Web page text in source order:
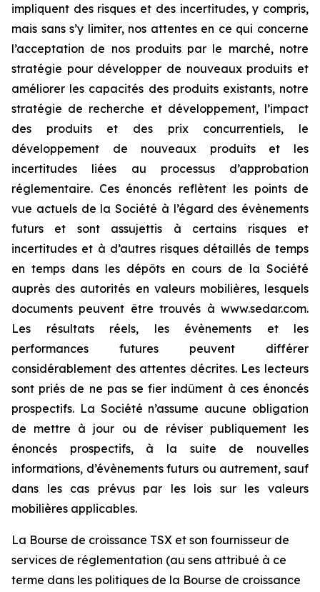
impliquent des risques et des incertitudes, y compris,
mais sans s’y limiter, nos attentes en ce qui concerne
l’acceptation de nos produits par le marché, notre
stratégie pour développer de nouveaux produits et
améliorer les capacités des produits existants, notre
stratégie de recherche et développement, l’impact
des produits et des prix concurrentiels, le
développement de nouveaux produits et les
incertitudes liées au processus d’approbation
réglementaire. Ces énoncés reflètent les points de
vue actuels de la Société à l’égard des évènements
futurs et sont assujettis à certains risques et
incertitudes et à d’autres risques détaillés de temps
en temps dans les dépôts en cours de la Société
auprès des autorités en valeurs mobilières, lesquels
documents peuvent être trouvés à www.sedar.com.
Les résultats réels, les évènements et les
performances futures peuvent différer
considérablement des attentes décrites. Les lecteurs
sont priés de ne pas se fier indûment à ces énoncés
prospectifs. La Société n’assume aucune obligation
de mettre à jour ou de réviser publiquement les
énoncés prospectifs, à la suite de nouvelles
informations, d’évènements futurs ou autrement, sauf
dans les cas prévus par les lois sur les valeurs
mobilières applicables.
La Bourse de croissance TSX et son fournisseur de
services de réglementation (au sens attribué à ce
terme dans les politiques de la Bourse de croissance